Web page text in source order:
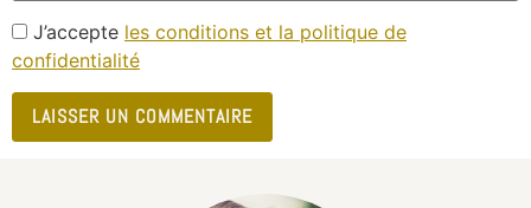
J’accepte les conditions et la politique de
confidentialité